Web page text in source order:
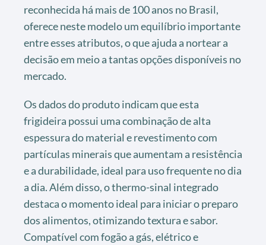
reconhecida há mais de 100 anos no Brasil,
oferece neste modelo um equilíbrio importante
entre esses atributos, o que ajuda a nortear a
decisão em meio a tantas opções disponíveis no
mercado.
Os dados do produto indicam que esta
frigideira possui uma combinação de alta
espessura do material e revestimento com
partículas minerais que aumentam a resistência
e a durabilidade, ideal para uso frequente no dia
a dia. Além disso, o thermo-sinal integrado
destaca o momento ideal para iniciar o preparo
dos alimentos, otimizando textura e sabor.
Compatível com fogão a gás, elétrico e